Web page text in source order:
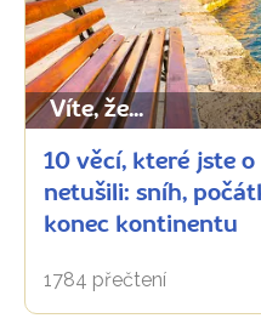
Víte, že...
10 věcí, které jste
netušili: sníh,
konec kontinentu
1784 přečtení